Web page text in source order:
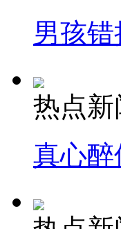
男孩
热点新
真心